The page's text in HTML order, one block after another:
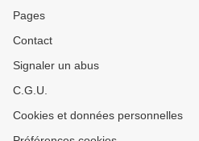
Pages
Contact
Signaler un abus
C.G.U.
Cookies et données personnelles